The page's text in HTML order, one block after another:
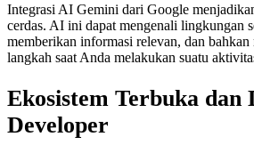
Integrasi AI Gemini dari Google
cerdas. AI ini dapat mengenali lingkungan
memberikan informasi relevan, dan
langkah saat Anda melakukan suatu
Ekosistem Terbuka dan
Developer